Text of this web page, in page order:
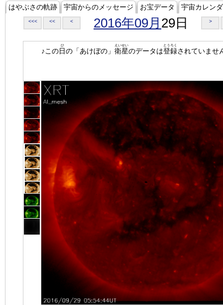
はやぶさの軌跡 宇宙からのメッセージ お宝データ 宇宙カレン
<<< << < 2016年09月 29日 >
♪この日
ひ
の「あけぼの」 衛星
えいせい
のデータは登録
とうろく
されていませ